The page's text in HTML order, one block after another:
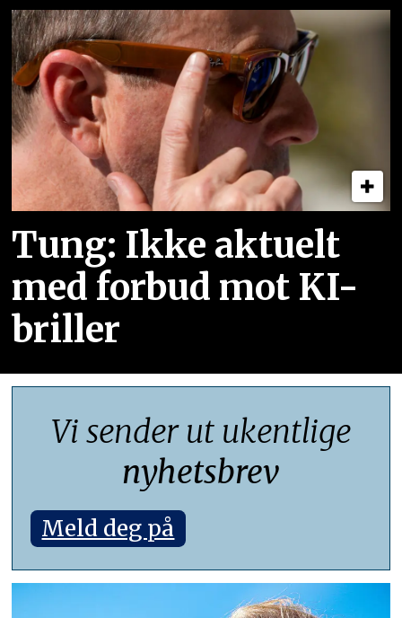
Tung: Ikke aktuelt
med forbud mot KI-
briller
Vi sender ut ukentlige
nyhetsbrev
Meld deg på